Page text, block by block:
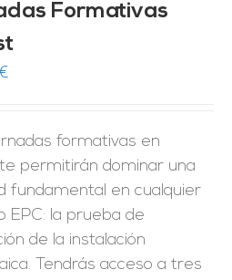
Formativas
€
formativas en
permitirán dominar una
fundamental en cualquier
EPC: la prueba de
de la instalación
Tendrás acceso a tres